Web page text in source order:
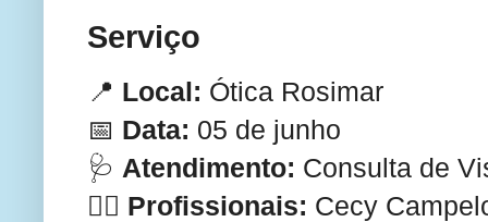
Serviço
📍 Local: Ótica Rosimar
📅 Data: 05 de junho
🩺 Atendimento: Consulta de
👨‍⚕️ Profissionais: Cecy